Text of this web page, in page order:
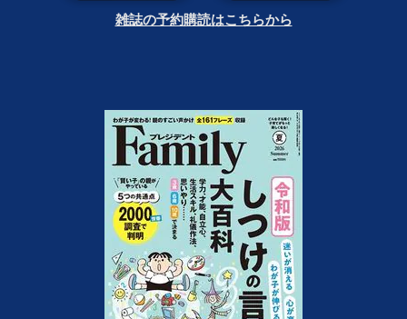
雑誌の予約購読はこちらから